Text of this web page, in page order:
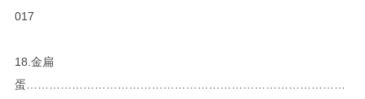
017
18.金扁
蛋…………………………………………………………………………